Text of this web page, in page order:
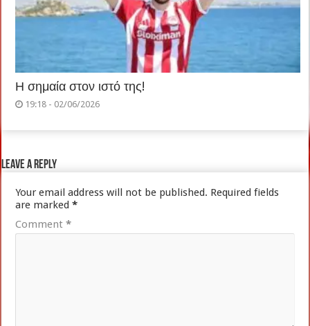
Η σημαία στον ιστό της!
19:18 - 02/06/2026
Leave a Reply
Your email address will not be published. Required fields
are marked*
Comment*